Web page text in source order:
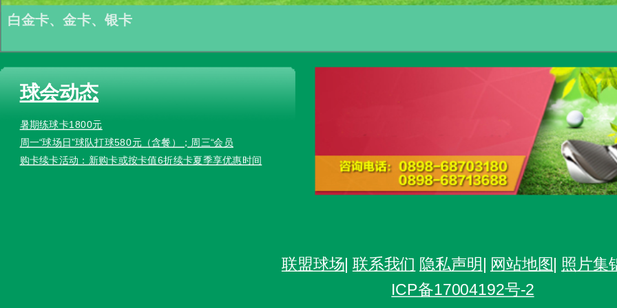
白金卡、金卡、银卡
球会动态
暑期练球卡1800元
周一“球场日”球队打球580元（含餐）；周三“会员
购卡续卡活动：新购卡或按卡值6折续卡夏季享优惠时间
联盟球场 联系我们 隐私声明 网站地图
照片集
ICP备17004192号-2